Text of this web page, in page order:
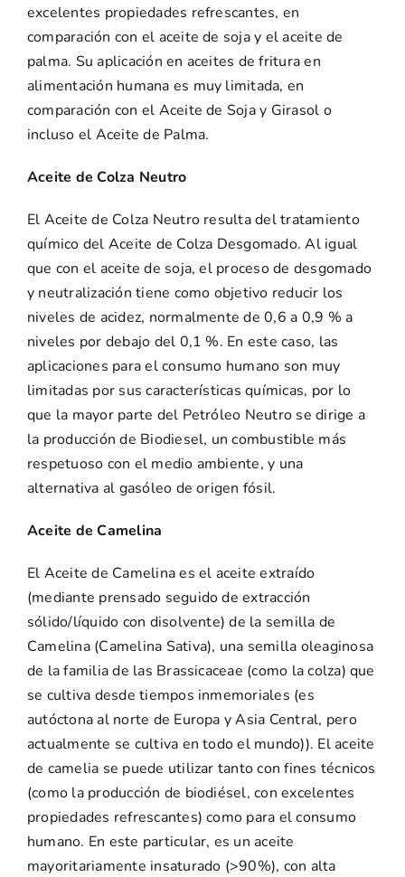
excelentes propiedades refrescantes, en
comparación con el aceite de soja y el aceite de
palma. Su aplicación en aceites de fritura en
alimentación humana es muy limitada, en
comparación con el Aceite de Soja y Girasol o
incluso el Aceite de Palma.
Aceite de Colza Neutro
El Aceite de Colza Neutro resulta del tratamiento
químico del Aceite de Colza Desgomado. Al igual
que con el aceite de soja, el proceso de desgomado
y neutralización tiene como objetivo reducir los
niveles de acidez, normalmente de 0,6 a 0,9 % a
niveles por debajo del 0,1 %. En este caso, las
aplicaciones para el consumo humano son muy
limitadas por sus características químicas, por lo
que la mayor parte del Petróleo Neutro se dirige a
la producción de Biodiesel, un combustible más
respetuoso con el medio ambiente, y una
alternativa al gasóleo de origen fósil.
Aceite de Camelina
El Aceite de Camelina es el aceite extraído
(mediante prensado seguido de extracción
sólido/líquido con disolvente) de la semilla de
Camelina (Camelina Sativa), una semilla oleaginosa
de la familia de las Brassicaceae (como la colza) que
se cultiva desde tiempos inmemoriales (es
autóctona al norte de Europa y Asia Central, pero
actualmente se cultiva en todo el mundo)). El aceite
de camelia se puede utilizar tanto con fines técnicos
(como la producción de biodiésel, con excelentes
propiedades refrescantes) como para el consumo
humano. En este particular, es un aceite
mayoritariamente insaturado (>90%), con alta